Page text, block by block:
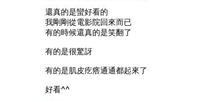
還真的是蠻好看的
我剛剛從電影院回來而已
有的時候還真的是笑翻了
有的是很驚訝
有的是肌皮疙瘩通通都起來了
好看^^